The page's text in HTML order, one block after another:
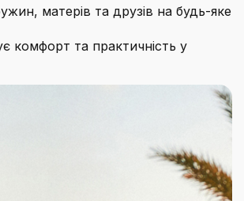
матерів та друзів на будь-яке
комфорт та практичність у